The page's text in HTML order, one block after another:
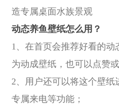
造专属桌面水族景观
动态养鱼壁纸怎么用？
1、在首页会推荐好看的动
为动成壁纸，也可以点赞或
2、用户还可以将这个壁纸
专属来电等功能；